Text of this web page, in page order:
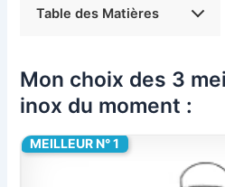
Table des Matières
Mon choix des 3
inox du moment :
MEILLEUR N° 1